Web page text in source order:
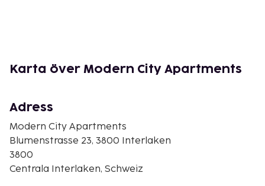
Unspunnen slott - 2,4 km
Brienzsjön - 3 km
Gasthof Bären - 3 km
Den största flygplatsen i närheten är Bern (BRN-
Belp) - 51,1 km
Parkering (avgift tillkommer) erbjuds på plats.
Karta över Modern City Apartments
Adress
Modern City Apartments
Blumenstrasse 23, 3800 Interlaken
3800
Centrala Interlaken, Schweiz